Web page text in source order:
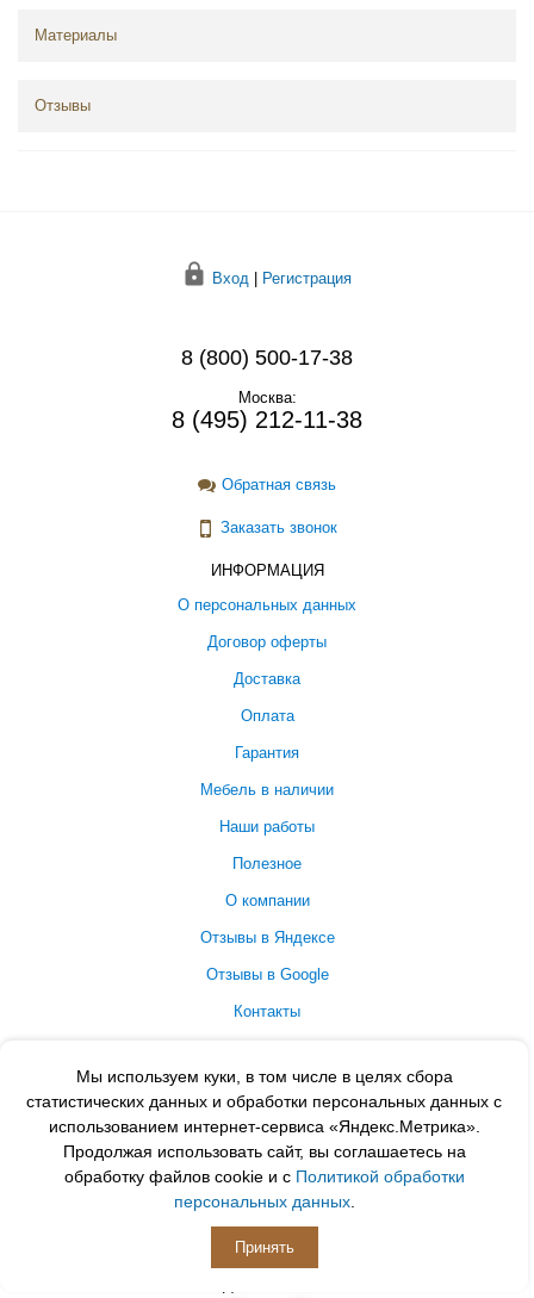
Материалы
Отзывы
Мы используем куки, в том числе в целях сбора
статистических данных и обработки персональных данных с
использованием интернет-сервиса «Яндекс.Метрика».
Продолжая использовать сайт, вы соглашаетесь на
обработку файлов cookie и с Политикой обработки
персональных данных.
Принять
Вход | Регистрация
8 (800) 500-17-38
Москва:
8 (495) 212-11-38
Обратная связь
Заказать звонок
ИНФОРМАЦИЯ
О персональных данных
Договор оферты
Доставка
Оплата
Гарантия
Мебель в наличии
Наши работы
Полезное
О компании
Отзывы в Яндексе
Отзывы в Google
Контакты